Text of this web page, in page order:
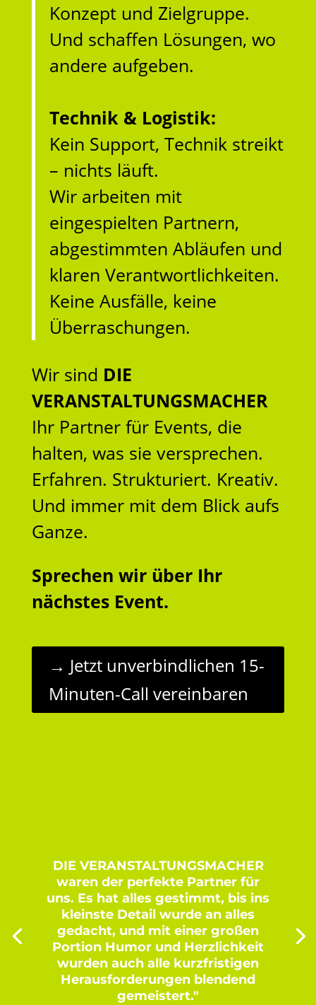
Konzept und Zielgruppe.
Und schaffen Lösungen, wo
andere aufgeben.
Technik & Logistik:
Kein Support, Technik streikt
– nichts läuft.
Wir arbeiten mit
eingespielten Partnern,
abgestimmten Abläufen und
klaren Verantwortlichkeiten.
Keine Ausfälle, keine
Überraschungen.
Wir sind DIE
VERANSTALTUNGSMACHER
Ihr Partner für Events, die
halten, was sie versprechen.
Erfahren. Strukturiert. Kreativ.
Und immer mit dem Blick aufs
Ganze.
Sprechen wir über Ihr
nächstes Event.
→ Jetzt unverbindlichen 15-
Minuten-Call vereinbaren
DIE VERANSTALTUNGSMACHER
waren der perfekte Partner für
uns. Es hat alles gestimmt, bis ins
kleinste Detail wurde an alles
gedacht, und mit einer großen
Portion Humor und Herzlichkeit
wurden auch alle kurzfristigen
Herausforderungen blendend
gemeistert."